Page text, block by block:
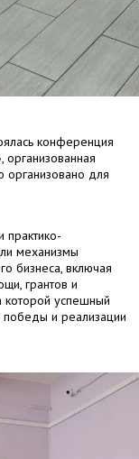
конференция
для
механизмы
бизнеса, включая
грантов и
которой успешный
и реализации